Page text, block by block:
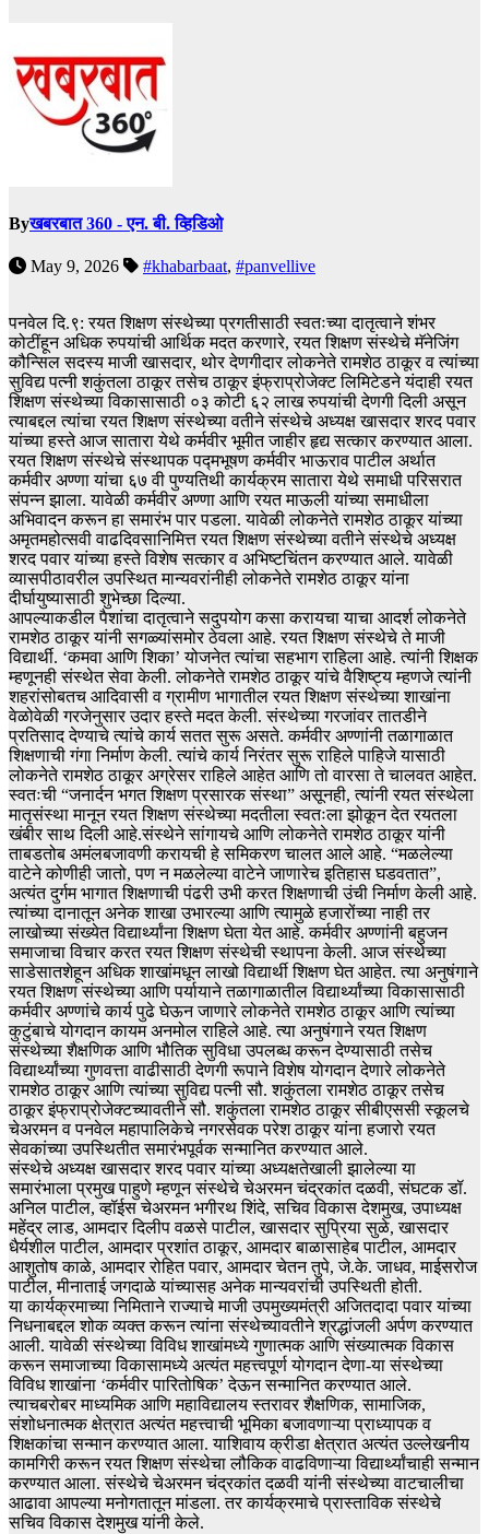
Byखबरबात 360 - एन. बी. व्हिडिओ
May 9, 2026 #khabarbaat, #panvellive
पनवेल दि.९: रयत शिक्षण संस्थेच्या प्रगतीसाठी स्वतःच्या दातृत्वाने शंभर
कोटींहून अधिक रुपयांची आर्थिक मदत करणारे, रयत शिक्षण संस्थेचे मॅनेजिंग
कौन्सिल सदस्य माजी खासदार, थोर देणगीदार लोकनेते रामशेठ ठाकूर व त्यांच्या
सुविद्य पत्नी शकुंतला ठाकूर तसेच ठाकूर इंफ्राप्रोजेक्ट लिमिटेडने यंदाही रयत
शिक्षण संस्थेच्या विकासासाठी ०३ कोटी ६२ लाख रुपयांची देणगी दिली असून
त्याबद्दल त्यांचा रयत शिक्षण संस्थेच्या वतीने संस्थेचे अध्यक्ष खासदार शरद पवार
यांच्या हस्ते आज सातारा येथे कर्मवीर भूमीत जाहीर हृद्य सत्कार करण्यात आला.
रयत शिक्षण संस्थेचे संस्थापक पद्मभूषण कर्मवीर भाऊराव पाटील अर्थात
कर्मवीर अण्णा यांचा ६७ वी पुण्यतिथी कार्यक्रम सातारा येथे समाधी परिसरात
संपन्न झाला. यावेळी कर्मवीर अण्णा आणि रयत माऊली यांच्या समाधीला
अभिवादन करून हा समारंभ पार पडला. यावेळी लोकनेते रामशेठ ठाकूर यांच्या
अमृतमहोत्सवी वाढदिवसानिमित्त रयत शिक्षण संस्थेच्या वतीने संस्थेचे अध्यक्ष
शरद पवार यांच्या हस्ते विशेष सत्कार व अभिष्टचिंतन करण्यात आले. यावेळी
व्यासपीठावरील उपस्थित मान्यवरांनीही लोकनेते रामशेठ ठाकूर यांना
दीर्घायुष्यासाठी शुभेच्छा दिल्या.
आपल्याकडील पैशांचा दातृत्वाने सदुपयोग कसा करायचा याचा आदर्श लोकनेते
रामशेठ ठाकूर यांनी सगळ्यांसमोर ठेवला आहे. रयत शिक्षण संस्थेचे ते माजी
विद्यार्थी. ‘कमवा आणि शिका’ योजनेत त्यांचा सहभाग राहिला आहे. त्यांनी शिक्षक
म्हणूनही संस्थेत सेवा केली. लोकनेते रामशेठ ठाकूर यांचे वैशिष्ट्य म्हणजे त्यांनी
शहरांसोबतच आदिवासी व ग्रामीण भागातील रयत शिक्षण संस्थेच्या शाखांना
वेळोवेळी गरजेनुसार उदार हस्ते मदत केली. संस्थेच्या गरजांवर तातडीने
प्रतिसाद देण्याचे त्यांचे कार्य सतत सुरू असते. कर्मवीर अण्णांनी तळागाळात
शिक्षणाची गंगा निर्माण केली. त्यांचे कार्य निरंतर सुरू राहिले पाहिजे यासाठी
लोकनेते रामशेठ ठाकूर अग्रेसर राहिले आहेत आणि तो वारसा ते चालवत आहेत.
स्वतःची “जनार्दन भगत शिक्षण प्रसारक संस्था” असूनही, त्यांनी रयत संस्थेला
मातृसंस्था मानून रयत शिक्षण संस्थेच्या मदतीला स्वतःला झोकून देत रयतला
खंबीर साथ दिली आहे.संस्थेने सांगायचे आणि लोकनेते रामशेठ ठाकूर यांनी
ताबडतोब अमंलबजावणी करायची हे समिकरण चालत आले आहे. “मळलेल्या
वाटेने कोणीही जातो, पण न मळलेल्या वाटेने जाणारेच इतिहास घडवतात”,
अत्यंत दुर्गम भागात शिक्षणाची पंढरी उभी करत शिक्षणाची उंची निर्माण केली आहे.
त्यांच्या दानातून अनेक शाखा उभारल्या आणि त्यामुळे हजारोंच्या नाही तर
लाखोच्या संख्येत विद्यार्थ्यांना शिक्षण घेता येत आहे. कर्मवीर अण्णांनी बहुजन
समाजाचा विचार करत रयत शिक्षण संस्थेची स्थापना केली. आज संस्थेच्या
साडेसातशेहून अधिक शाखांमधून लाखो विद्यार्थी शिक्षण घेत आहेत. त्या अनुषंगाने
रयत शिक्षण संस्थेच्या आणि पर्यायाने तळागाळातील विद्यार्थ्यांच्या विकासासाठी
कर्मवीर अण्णांचे कार्य पुढे घेऊन जाणारे लोकनेते रामशेठ ठाकूर आणि त्यांच्या
कुटुंबाचे योगदान कायम अनमोल राहिले आहे. त्या अनुषंगाने रयत शिक्षण
संस्थेच्या शैक्षणिक आणि भौतिक सुविधा उपलब्ध करून देण्यासाठी तसेच
विद्यार्थ्यांच्या गुणवत्ता वाढीसाठी देणगी रूपाने विशेष योगदान देणारे लोकनेते
रामशेठ ठाकूर आणि त्यांच्या सुविद्य पत्नी सौ. शकुंतला रामशेठ ठाकूर तसेच
ठाकूर इंफ्राप्रोजेक्टच्यावतीने सौ. शकुंतला रामशेठ ठाकूर सीबीएससी स्कूलचे
चेअरमन व पनवेल महापालिकेचे नगरसेवक परेश ठाकूर यांना हजारो रयत
सेवकांच्या उपस्थितीत समारंभपूर्वक सन्मानित करण्यात आले.
संस्थेचे अध्यक्ष खासदार शरद पवार यांच्या अध्यक्षतेखाली झालेल्या या
समारंभाला प्रमुख पाहुणे म्हणून संस्थेचे चेअरमन चंद्रकांत दळवी, संघटक डॉ.
अनिल पाटील, व्हॉईस चेअरमन भगीरथ शिंदे, सचिव विकास देशमुख, उपाध्यक्ष
महेंद्र लाड, आमदार दिलीप वळसे पाटील, खासदार सुप्रिया सुळे, खासदार
धैर्यशील पाटील, आमदार प्रशांत ठाकूर, आमदार बाळासाहेब पाटील, आमदार
आशुतोष काळे, आमदार रोहित पवार, आमदार चेतन तुपे, जे.के. जाधव, माईसरोज
पाटील, मीनाताई जगदाळे यांच्यासह अनेक मान्यवरांची उपस्थिती होती.
या कार्यक्रमाच्या निमिताने राज्याचे माजी उपमुख्यमंत्री अजितदादा पवार यांच्या
निधनाबद्दल शोक व्यक्त करून त्यांना संस्थेच्यावतीने श्रद्धांजली अर्पण करण्यात
आली. यावेळी संस्थेच्या विविध शाखांमध्ये गुणात्मक आणि संख्यात्मक विकास
करून समाजाच्या विकासामध्ये अत्यंत महत्त्वपूर्ण योगदान देणा-या संस्थेच्या
विविध शाखांना ‘कर्मवीर पारितोषिक’ देऊन सन्मानित करण्यात आले.
त्याचबरोबर माध्यमिक आणि महाविद्यालय स्तरावर शैक्षणिक, सामाजिक,
संशोधनात्मक क्षेत्रात अत्यंत महत्त्वाची भूमिका बजावणाऱ्या प्राध्यापक व
शिक्षकांचा सन्मान करण्यात आला. याशिवाय क्रीडा क्षेत्रात अत्यंत उल्लेखनीय
कामगिरी करून रयत शिक्षण संस्थेचा लौकिक वाढविणाऱ्या विद्यार्थ्यांचाही सन्मान
करण्यात आला. संस्थेचे चेअरमन चंद्रकांत दळवी यांनी संस्थेच्या वाटचालीचा
आढावा आपल्या मनोगतातून मांडला. तर कार्यक्रमाचे प्रास्ताविक संस्थेचे
सचिव विकास देशमुख यांनी केले.